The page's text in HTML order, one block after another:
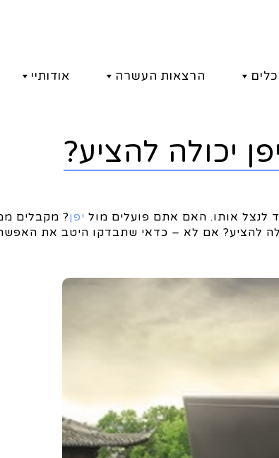
כלים הרצאות העשרה אודותיי
למה שיפן
יכולה להציע?
לנצל אותו. האם אתם פועלים מול יפן? מקבלים
להציע? אם לא – כדאי שתבדקו היטב את